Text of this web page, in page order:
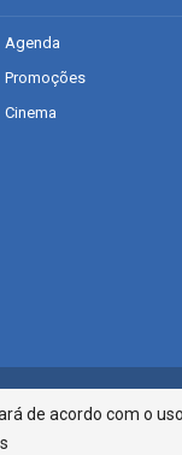
Agenda
Promoções
Cinema
Infonet - Rua Monsenhor
de acordo com o